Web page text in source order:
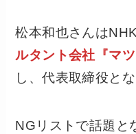
松本和也さんはNHK
ルタント会社『マツ
し、代表取締役とな
NGリストで話題と